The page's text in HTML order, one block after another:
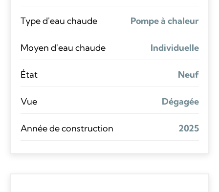
Type d'eau chaude Pompe à chaleur
Moyen d'eau chaude Individuelle
État Neuf
Vue Dégagée
Année de construction 2025